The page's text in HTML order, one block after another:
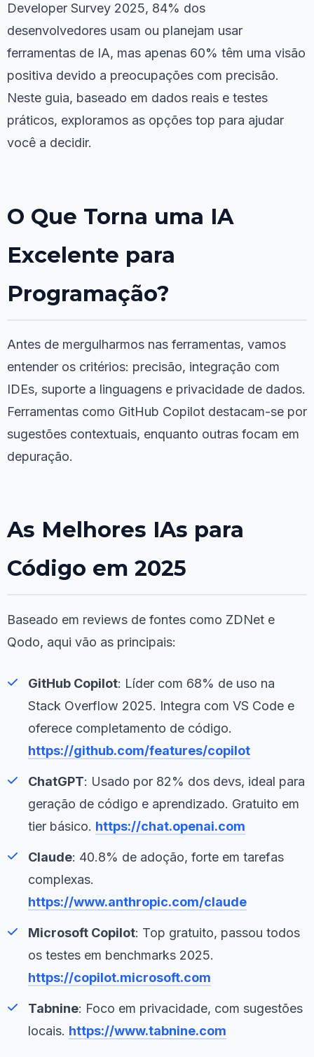
Developer Survey 2025, 84% dos
desenvolvedores usam ou planejam usar
ferramentas de IA, mas apenas 60% têm uma visão
positiva devido a preocupações com precisão.
Neste guia, baseado em dados reais e testes
práticos, exploramos as opções top para ajudar
você a decidir.
O Que Torna uma IA
Excelente para
Programação?
Antes de mergulharmos nas ferramentas, vamos
entender os critérios: precisão, integração com
IDEs, suporte a linguagens e privacidade de dados.
Ferramentas como GitHub Copilot destacam-se por
sugestões contextuais, enquanto outras focam em
depuração.
As Melhores IAs para
Código em 2025
Baseado em reviews de fontes como ZDNet e
Qodo, aqui vão as principais:
GitHub Copilot: Líder com 68% de uso na
Stack Overflow 2025. Integra com VS Code e
oferece completamento de código.
https://github.com/features/copilot
ChatGPT: Usado por 82% dos devs, ideal para
geração de código e aprendizado. Gratuito em
tier básico. https://chat.openai.com
Claude: 40.8% de adoção, forte em tarefas
complexas.
https://www.anthropic.com/claude
Microsoft Copilot: Top gratuito, passou todos
os testes em benchmarks 2025.
https://copilot.microsoft.com
Tabnine: Foco em privacidade, com sugestões
locais. https://www.tabnine.com